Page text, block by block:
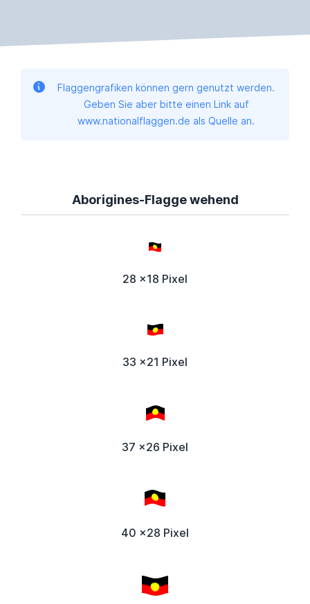
Flaggengrafiken können gern genutzt werden.
Geben Sie aber bitte einen Link auf
www.nationalflaggen.de als Quelle an.
Aborigines-Flagge wehend
28 x18 Pixel
33 x21 Pixel
37 x26 Pixel
40 x28 Pixel